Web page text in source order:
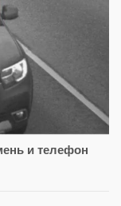
и телефон